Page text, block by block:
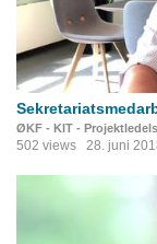
ØKF - KIT -
502 views 28. juni